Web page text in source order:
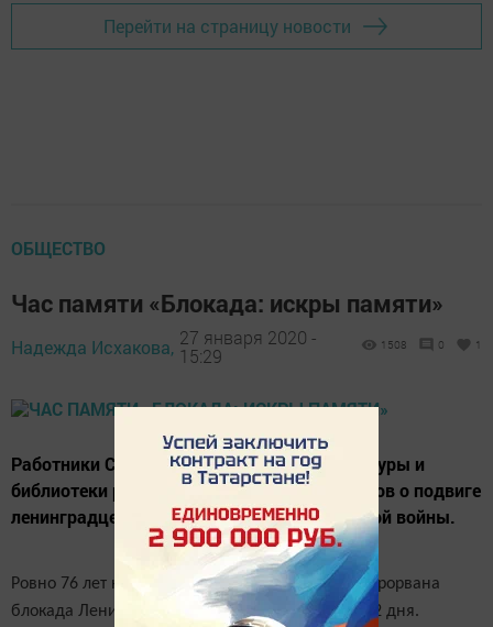
Перейти на страницу новости
ОБЩЕСТВО
Час памяти «Блокада: искры памяти»
Надежда Исхакова, 27 января 2020 -
15:29
1508 0 1
Работники Среднедевятовского дома культуры и
библиотеки рассказали ученикам 5-7 классов о подвиге
ленинградцев в годы Великой Отечественной войны.
Ровно 76 лет назад, 27 января 1944 года была прорвана
блокада Ленинграда, которая продолжалась 872 дня.